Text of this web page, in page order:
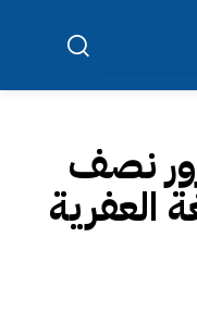
نصف
العفرية